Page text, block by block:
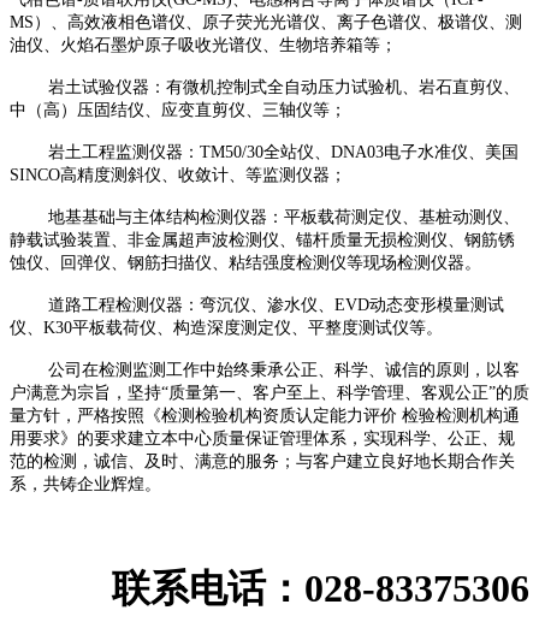
MS ）、高效液相色谱仪、原子荧光光谱仪、离子色谱仪、极谱仪、测
油仪、火焰石墨炉原子吸收光谱仪、生物培养箱等；
岩土试验仪器：有微机控制式全自动压力试验机、岩石直剪仪、
中（高）压固结仪、应变直剪仪、三轴仪等；
岩土工程监测仪器： TM50/30全站仪、 DNA03电子水准仪、美国
SINCO高精度测斜仪、收敛计、等监测仪器；
地基基础与主体结构检测仪器：平板载荷测定仪、基桩动测仪、
静载试验装置、非金属超声波检测仪、锚杆质量无损检测仪、钢筋锈
蚀仪、回弹仪、钢筋扫描仪、粘结强度检测仪等现场检测仪器。
道路工程检测仪器：弯沉仪、渗水仪、 EVD动态变形模量测试
仪、 K30平板载荷仪、构造深度测定仪、平整度测试仪等。
公司在检测监测工作中始终秉承公正、科学、诚信的原则，以客
户满意为宗旨，坚持“质量第一、客户至上、科学管理、客观公正”的质
量方针，严格按照《检测检验机构资质认定能力评价 检验检测机构通
用要求》的要求建立本中心质量保证管理体系，实现科学、公正、规
范的检测，诚信、及时、满意的服务；与客户建立良好地长期合作关
系，共铸企业辉煌。
联系电话：028-83375306